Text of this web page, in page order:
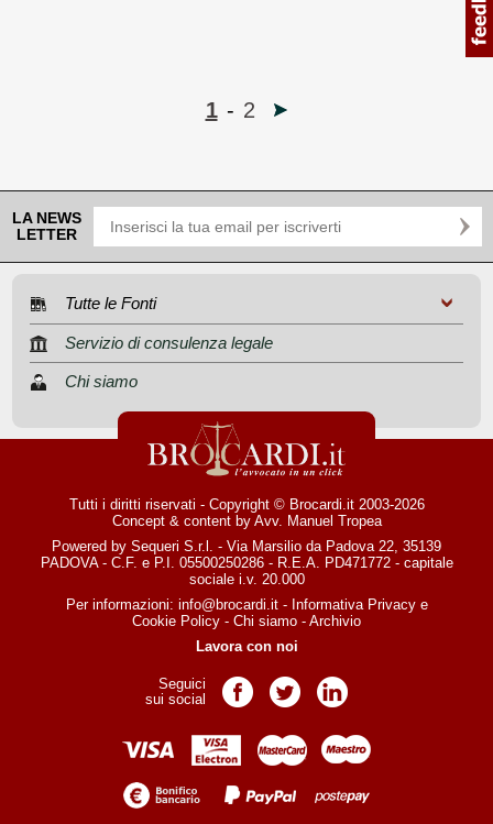
1 - 2
LA NEWS
LETTER
Tutte le Fonti
Servizio di consulenza legale
Chi siamo
Tutti i diritti riservati - Copyright © Brocardi.it 2003-2026
Concept & content by Avv. Manuel Tropea
Powered by Sequeri S.r.l. - Via Marsilio da Padova 22, 35139
PADOVA - C.F. e P.I. 05500250286 - R.E.A. PD471772 - capitale
sociale i.v. 20.000
Per informazioni: info@brocardi.it- Informativa Privacye
Cookie Policy - Chi siamo - Archivio
Lavora con noi
Seguici
sui social
Pagina Facebook
Pagina TwitterPagina LinkedIn